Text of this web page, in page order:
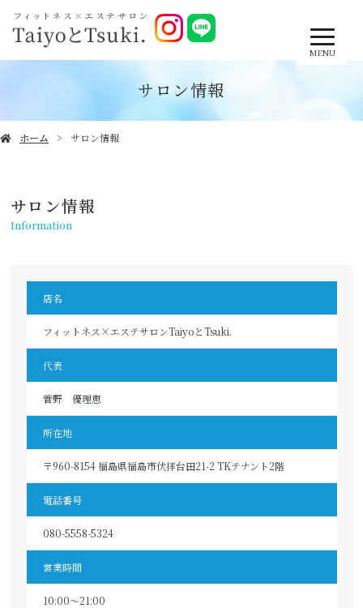
MENU
サロン情報
ホーム サロン情報
サロン情報
Information
店名
フィットネス×エステサロンTaiyoとTsuki.
代表
菅野 優理恵
所在地
〒960-8154 福島県福島市伏拝台田21-2 TKテナント2階
電話番号
080-5558-5324
営業時間
10:00～21:00